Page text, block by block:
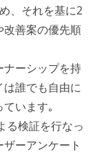
、それを基に2
善案の優先順
ナーシップを持
誰でも自由に
います｡
る検証を行なっ
ーアンケート